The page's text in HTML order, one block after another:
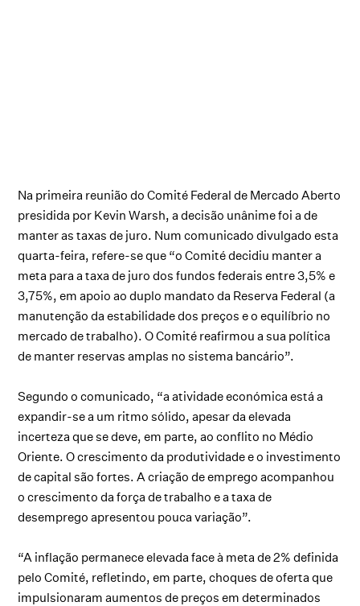
Na primeira reunião do Comité Federal de Mercado Aberto
presidida por Kevin Warsh, a decisão unânime foi a de
manter as taxas de juro. Num comunicado divulgado esta
quarta-feira, refere-se que “o Comité decidiu manter a
meta para a taxa de juro dos fundos federais entre 3,5% e
3,75%, em apoio ao duplo mandato da Reserva Federal (a
manutenção da estabilidade dos preços e o equilíbrio no
mercado de trabalho). O Comité reafirmou a sua política
de manter reservas amplas no sistema bancário”.
Segundo o comunicado, “a atividade económica está a
expandir-se a um ritmo sólido, apesar da elevada
incerteza que se deve, em parte, ao conflito no Médio
Oriente. O crescimento da produtividade e o investimento
de capital são fortes. A criação de emprego acompanhou
o crescimento da força de trabalho e a taxa de
desemprego apresentou pouca variação”.
“A inflação permanece elevada face à meta de 2% definida
pelo Comité, refletindo, em parte, choques de oferta que
impulsionaram aumentos de preços em determinados